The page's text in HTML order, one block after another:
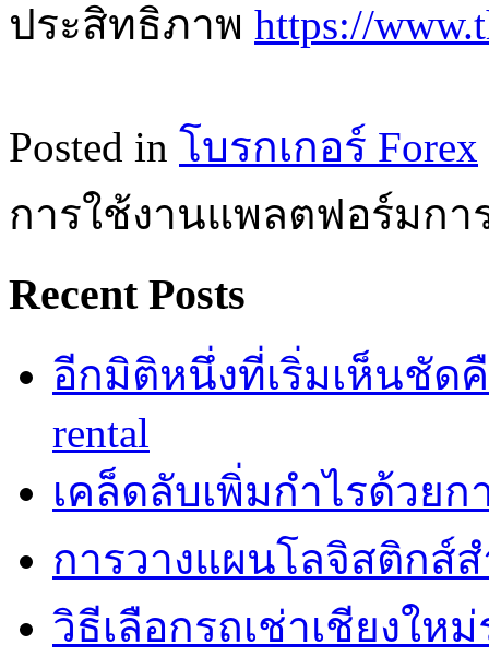
ประสิทธิภาพ https://
Posted in โบรกเกอร์ Forex
การใช้งานแพลตฟอร์มกา
Recent Posts
อีกมิติหนึ่งที่เริ่มเห็นชัดคื
rental
เคล็ดลับเพิ่มกำไรด้วย
การวางแผนโลจิสติกส์
วิธีเลือกรถเช่าเชียงให